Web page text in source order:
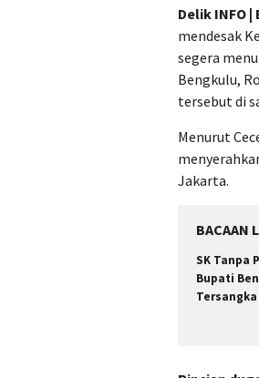
Delik INFO
mendesak
segera
Bengkulu,
tersebut di
Menurut
Jakarta.
BACAAN
SK Tanpa
Bupati